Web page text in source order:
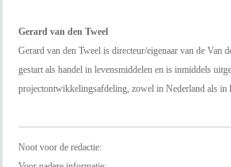
Gerard van den Tweel
Gerard van den Tweel is directeur/eigenaar van de
gestart als handel in levensmiddelen en is inmiddels
projectontwikkelingsafdeling, zowel in Nederland als in
Noot voor de redactie: